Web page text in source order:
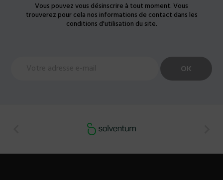
Vous pouvez vous désinscrire à tout moment. Vous
trouverez pour cela nos informations de contact dans les
conditions d'utilisation du site.